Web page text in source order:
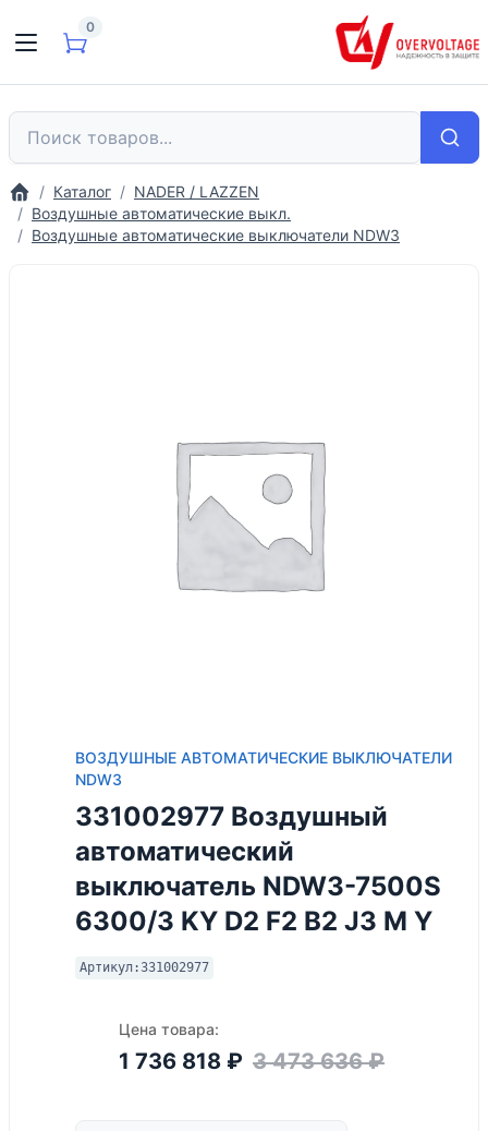
0
Каталог
NADER / LAZZEN
Воздушные автоматические выкл.
Воздушные автоматические выключатели NDW3
ВОЗДУШНЫЕ АВТОМАТИЧЕСКИЕ ВЫКЛЮЧАТЕЛИ
NDW3
331002977 Воздушный
автоматический
выключатель NDW3-7500S
6300/3 KY D2 F2 B2 J3 M Y
Артикул:331002977
Цена товара:
1 736 818 ₽ 3 473 636₽